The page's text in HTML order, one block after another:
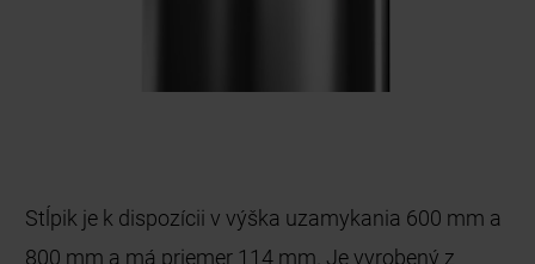
Stĺpik je k dispozícii v výška uzamykania 600 mm a
800 mm a má priemer 114 mm. Je vyrobený z